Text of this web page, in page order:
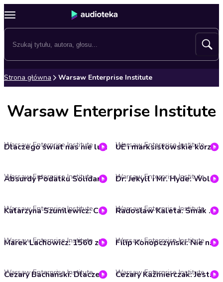
Strona główna Warsaw Enterprise Institute
Warsaw Enterprise Institute
Dlaczego świat nas nie lubi? Wolność w Remoncie #4
Warsaw Enterprise Institute UE i marksistowskie korzenie: Wolność w Remoncie #3
Warsaw Enterprise Institute
Absurdy Podatku Solidarnościowego: Wolność w Remoncie #2
Warsaw Enterprise Institute Dr. Jekyll i Mr. Hyde: Wolność w Remoncie #1
Warsaw Enterprise Institute
Katarzyna Szumlewicz: Czy Polacy są już woke?
Warsaw Enterprise Institute Radosław Kaleta: Smak wolności w powietrzu – czy Białoruś może przejść na naszą stronę?
Warsaw Enterprise Institute
Marek Lachowicz: 1560 zł rocznie poniesie przeciętna polska rodzina przez nową politykę UE
Warsaw Enterprise Institute Filip Konopczyński: Nie należy traktować chatbotów jako narzędzia, które da nam ostateczną prawdę
Warsaw Enterprise Institute
Cezary Bachański: Dlaczego Facebook upadnie
Warsaw Enterprise Institute Cezary Kaźmierczak: Jesteśmy w momencie, w którym będzie układać się nowa architektura bezpieczeństwa w Europie
Warsaw Enterprise Institute